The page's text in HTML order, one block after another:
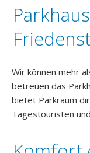
Wir können mehr
betreuen das
bietet Parkraum
Tagestouristen